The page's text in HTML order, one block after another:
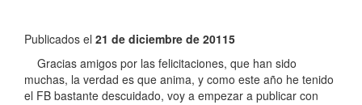
Publicados el 21 de diciembre de 20115
Gracias amigos por las felicitaciones, que han sido
muchas, la verdad es que anima, y como este año he tenido
el FB bastante descuidado, voy a empezar a publicar con